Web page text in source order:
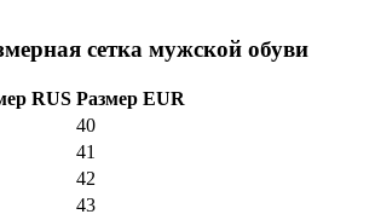
сетка мужской обуви
RUS Размер EUR
40
41
42
43